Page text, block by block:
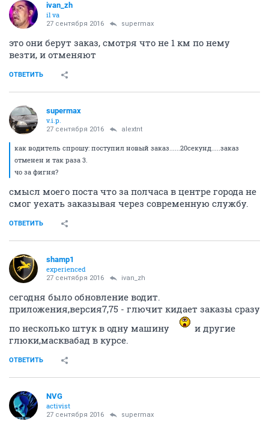
ivаn_zh
il va
27 сентября 2016 supermax
это они берут заказ, смотря что не 1 км по нему
везти, и отменяют
ОТВЕТИТЬ
supermax
v.i.p.
27 сентября 2016 alextnt
как водитель спрошу: поступил новый заказ......20секунд.....заказ
отменен и так раза 3.
чо за фигня?
смысл моего поста что за полчаса в центре города не
смог уехать заказывая через современную службу.
ОТВЕТИТЬ
shamp1
experienced
27 сентября 2016 ivаn_zh
сегодня было обновление водит.
приложения,версия7,75 - глючит кидает заказы сразу
по несколько штук в одну машину
и другие
глюки,масквабад в курсе.
ОТВЕТИТЬ
NVG
activist
27 сентября 2016 supermax